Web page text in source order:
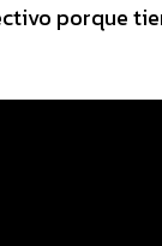
porque